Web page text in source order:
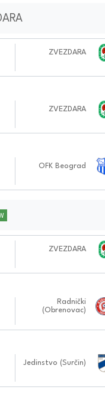
ZVEZDARA
ZVEZDARA
OFK Beograd
ZVEZDARA
Radnički
(Obrenovac)
Jedinstvo (Surčin)